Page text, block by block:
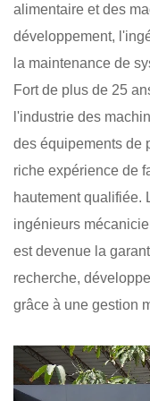
alimentaire et des
développement,
la maintenance de
Fort de plus de 25
l'industrie des
des équipements de
riche expérience de
hautement qualifiée.
ingénieurs
est devenue la
recherche,
grâce à une gestion